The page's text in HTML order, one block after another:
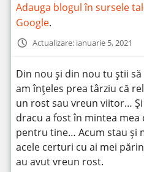
n
t
Adauga blogul în sursele
Google.
Actualizare: ianuarie 5, 2021
Din nou și din nou tu știi să
am înțeles prea târziu că
un rost sau vreun viitor…
dracu a fost în mintea
pentru tine… Acum stau și
acele certuri cu ai mei
au avut vreun rost.